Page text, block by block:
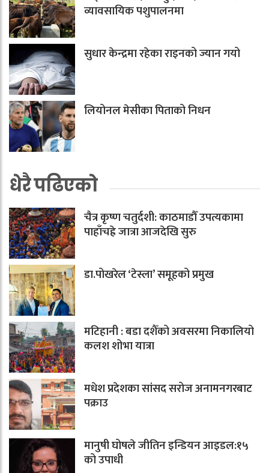
व्यावसायिक पशुपालनमा
सुधार केन्द्रमा रहेका राइनको ज्यान गयो
लियोनल मेसीका पिताको निधन
धेरै पढिएको
चैत्र कृष्ण चतुर्दशी: काठमाडौँ उपत्यकामा
पाहाँचह्रे जात्रा आजदेखि सुरु
डा.पोखरेल ‘टेस्ला’ समूहको प्रमुख
मटिहानी : बडा दशैँको अवसरमा निकालियो
कलश शोभा यात्रा
मधेश प्रदेशका सांसद सरोज अनामनगरबाट
पक्राउ
मानुषी घोषले जीतिन इन्डियन आइडल:१५
को उपाधी